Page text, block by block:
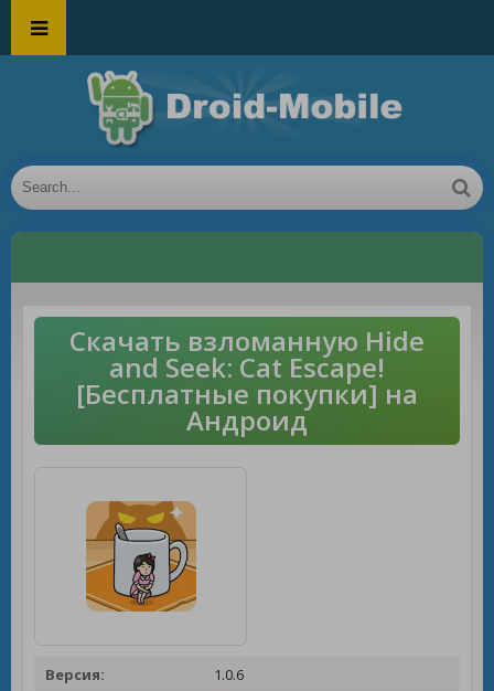
Скачать взломанную Hide
and Seek: Cat Escape!
[Бесплатные покупки] на
Андроид
Версия:
1.0.6